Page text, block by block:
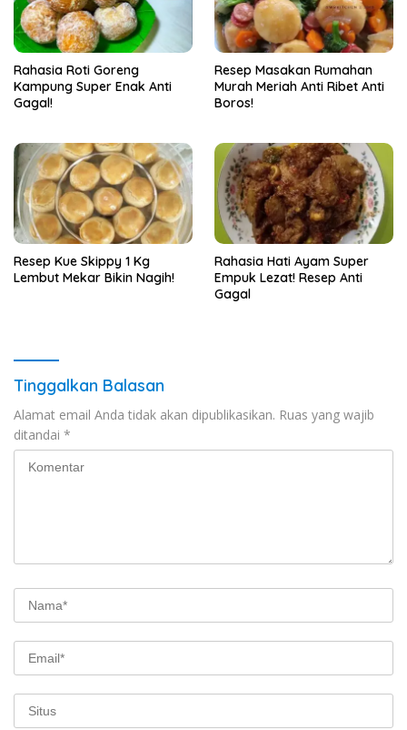
Rahasia Roti Goreng
Kampung Super Enak Anti
Gagal!
Resep Masakan Rumahan
Murah Meriah Anti Ribet Anti
Boros!
Resep Kue Skippy 1 Kg
Lembut Mekar Bikin Nagih!
Rahasia Hati Ayam Super
Empuk Lezat! Resep Anti
Gagal
Tinggalkan Balasan
Alamat email Anda tidak akan dipublikasikan. Ruas yang wajib
ditandai *